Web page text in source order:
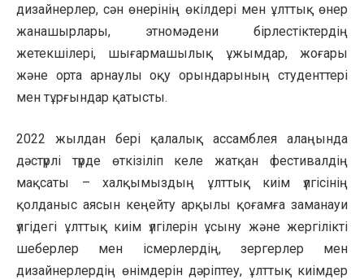
дизайнерлер, сән өнерінің өкілдері мен ұлттық өнер
жанашырлары, этномәдени бірлестіктердің
жетекшілері, шығармашылық ұжымдар, жоғары
және орта арнаулы оқу орындарының студенттері
мен тұрғындар қатысты.
2022 жылдан бері қалалық ассамблея алаңында
дәстүрлі түрде өткізіліп келе жатқан фестивалдің
мақсаты – халқымыздың ұлттық киім үлгісінің
қолданыс аясын кеңейту арқылы қоғамға заманауи
үлгідегі ұлттық киім үлгілерін ұсыну және жергілікті
шеберлер мен ісмерлердің, зергерлер мен
дизайнерлердің өнімдерін дәріптеу, ұлттық киімдер